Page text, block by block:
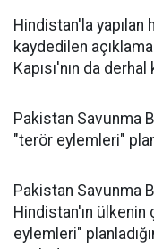
Hindistan'la yapılan
kaydedilen
Kapısı'nın da
Pakistan Savunma
"terör eylemleri"
Pakistan Savunma
Hindistan'ın
eylemleri"